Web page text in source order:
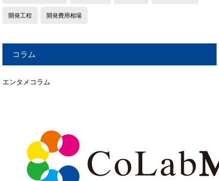
開発工程 開発費用相場
コラム
エンタメコラム